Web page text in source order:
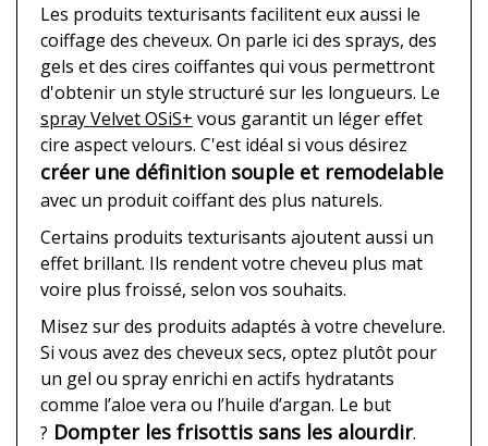
Les produits texturisants facilitent eux aussi le
coiffage des cheveux. On parle ici des sprays, des
gels et des cires coiffantes qui vous permettront
d'obtenir un style structuré sur les longueurs. Le
spray Velvet OSiS+ vous garantit un léger effet
cire aspect velours. C'est idéal si vous désirez
créer une définition souple et remodelable
avec un produit coiffant des plus naturels.
Certains produits texturisants ajoutent aussi un
effet brillant. Ils rendent votre cheveu plus mat
voire plus froissé, selon vos souhaits.
Misez sur des produits adaptés à votre chevelure.
Si vous avez des cheveux secs, optez plutôt pour
un gel ou spray enrichi en actifs hydratants
comme l’aloe vera ou l’huile d’argan. Le but
? Dompter les frisottis sans les alourdir.